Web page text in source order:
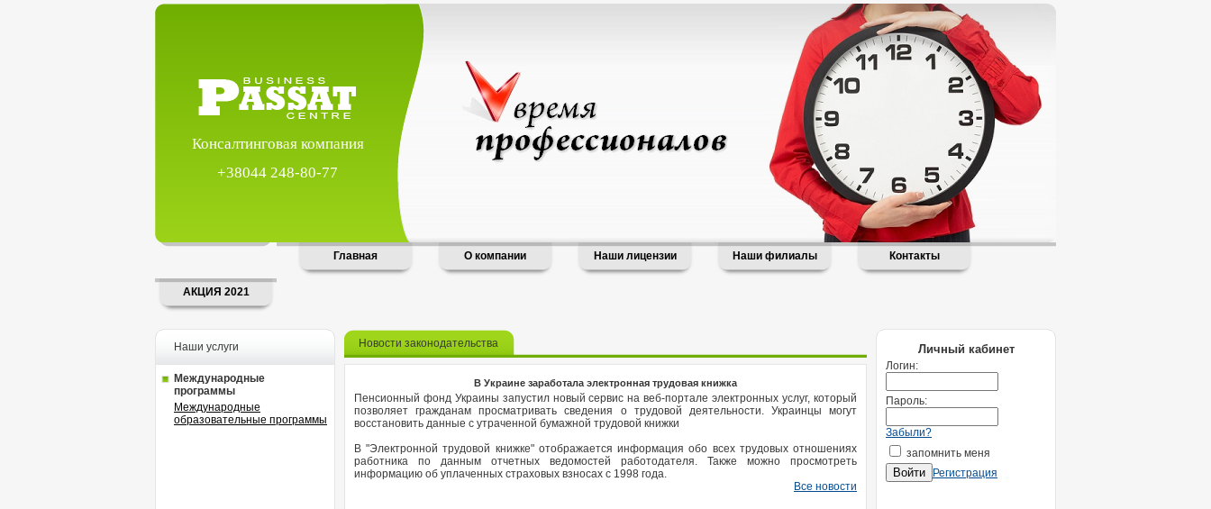
Консалтинговая компания
+38044 248-80-77
Главная О компании Наши лицензии Наши филиалы Контакты
АКЦИЯ 2021
Наши услуги
Международные
программы
Международные
образовательные программы
Новости законодательства
В Украине заработала электронная трудовая книжка
Пенсионный фонд Украины запустил новый сервис на веб-портале электронных услуг, который
позволяет гражданам просматривать сведения о трудовой деятельности. Украинцы могут
восстановить данные с утраченной бумажной трудовой книжки
В "Электронной трудовой книжке" отображается информация обо всех трудовых отношениях
работника по данным отчетных ведомостей работодателя. Также можно просмотреть
информацию об уплаченных страховых взносах с 1998 года.
Все новости
Личный кабинет
Логин:
Пароль:
Забыли?
запомнить меня
Регистрация